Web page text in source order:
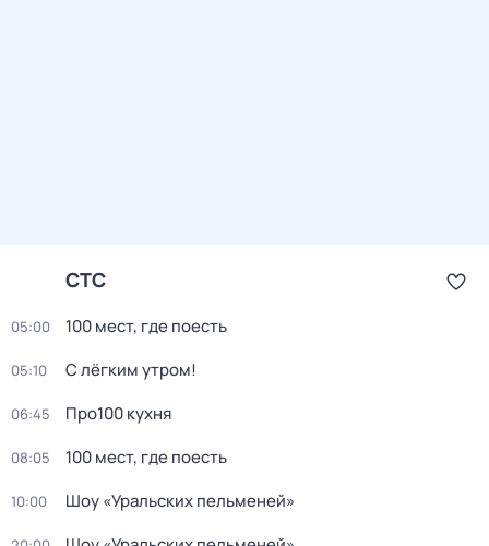
СТС
05:00 100 мест, где поесть
05:10 С лёгким утром!
06:45 Про100 кухня
08:05 100 мест, где поесть
10:00 Шоу «Уральских пельменей»